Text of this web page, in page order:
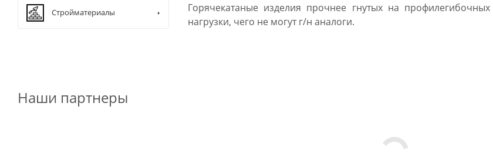
Горячекатаные изделия прочнее гнутых на
нагрузки, чего не могут г/н аналоги.
Стройматериалы
Наши партнеры